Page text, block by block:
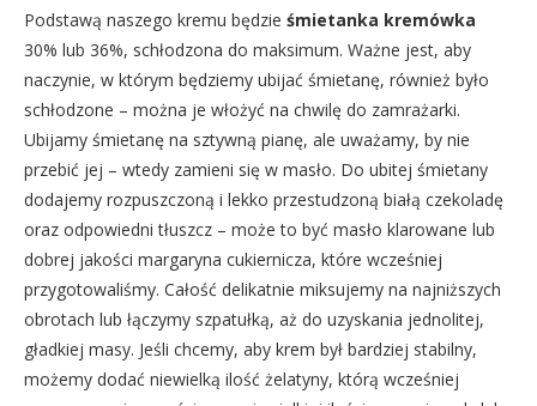
Podstawą naszego kremu będzie śmietanka kremówka
30% lub 36%, schłodzona do maksimum. Ważne jest, aby
naczynie, w którym będziemy ubijać śmietanę, również było
schłodzone – można je włożyć na chwilę do zamrażarki.
Ubijamy śmietanę na sztywną pianę, ale uważamy, by nie
przebić jej – wtedy zamieni się w masło. Do ubitej śmietany
dodajemy rozpuszczoną i lekko przestudzoną białą czekoladę
oraz odpowiedni tłuszcz – może to być masło klarowane lub
dobrej jakości margaryna cukiernicza, które wcześniej
przygotowaliśmy. Całość delikatnie miksujemy na najniższych
obrotach lub łączymy szpatułką, aż do uzyskania jednolitej,
gładkiej masy. Jeśli chcemy, aby krem był bardziej stabilny,
możemy dodać niewielką ilość żelatyny, którą wcześniej